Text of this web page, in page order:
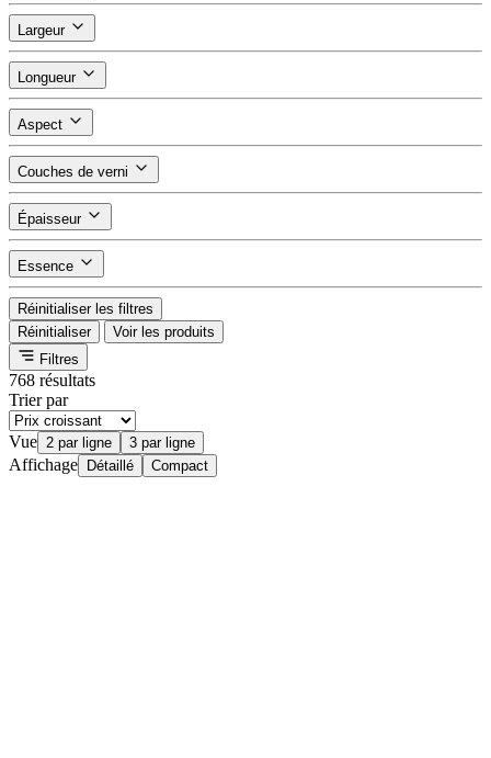
Largeur
Longueur
Aspect
Couches de verni
Épaisseur
Essence
Réinitialiser les filtres
Réinitialiser
Voir les produits
Filtres
768 résultats
Trier par
Vue 2 par ligne 3 par ligne
Affichage Détaillé Compact